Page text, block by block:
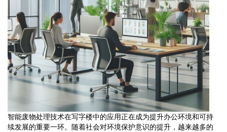
智能废物处理技术在写字楼中的应用正在成为提升办公环境和可持
续发展的重要一环。随着社会对环境保护意识的提升，越来越多的